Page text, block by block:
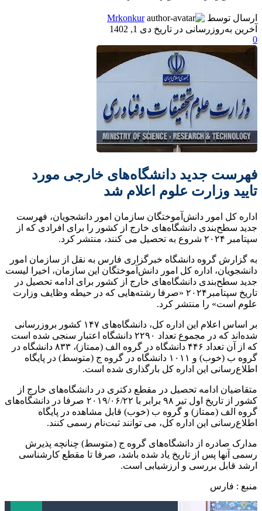
ارسال توسط
Mrkonkur
آخرین به‌روزرسانی در تاریخ دی 1, 1402
0
فهرست جدید دانشگاه‌های خارجی مورد
تایید وزارت علوم اعلام شد
اداره کل امور دانش‌آموختگان سازمان امور دانشجویان، فهرست
جدید سطح‌بندی دانشگاه‌های خارج از کشور را برای افرادی که از
سپتامبر ۲۰۲۴ شروع به تحصیل می کنند، منتشر کرد.
به گزارش گروه دانشگاه خبرگزاری فارس به نقل از سازمان امور
دانشجویان، اداره کل امور دانش‌آموختگان این سازمان، اخیرا لیست
جدید سطح‌بندی دانشگاه‌های خارج از کشور برای ادامه تحصیل در
تاریخ سپتامبر۲۰۲۴ «صرفا رشته‌هایی که در حیطه وظایف وزارت
علوم است» را منتشر کرد.
بر اساس اعلام این اداره کل، دانشگاه‌های ۱۴۷ کشور بروزرسانی
شده‌اند که در مجموع تعداد ۲۲۹۰ دانشگاه اعتبار سنجی شده است
که از آن تعداد ۴۴۶ دانشگاه در گروه الف (ممتاز)، ۸۳۳ دانشگاه در
گروه ب (خوب) و ۱۰۱۱ دانشگاه در گروه ج (متوسط) در پایگاه
اطلاع‌رسانی این اداره کل بارگذاری شده است.
متقاضیان ادامه تحصیل در مقطع دکتری در دانشگاه‌های خارج از
کشور از تاریخ اول تیر ۹۸ برابر با ۲۰۱۹/۰۶/۲۲ صرفا در دانشگاه‌های
گروه الف (ممتاز) و گروه ب (خوب) قابل مشاهده در پایگاه
اطلاع‌رسانی این اداره کل، می توانند ثبت‌نام رسمی کنند.
مدارک صادره از دانشگاه‌های گروه ج (متوسط) چنانچه پذیرش
رسمی آنها پس از تاریخ یاد شده باشد، صرفا تا مقطع کارشناسی
ارشد قابل بررسی و ارزشیابی است.
منبع : فارس